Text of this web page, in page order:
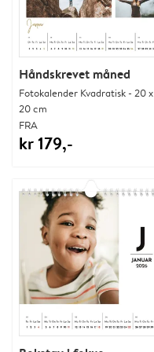
Håndskrevet måned
Fotokalender Kvadratisk - 20 x
20 cm
FRA
kr 179,-